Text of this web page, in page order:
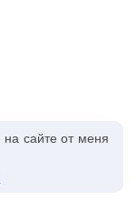
сайте от меня